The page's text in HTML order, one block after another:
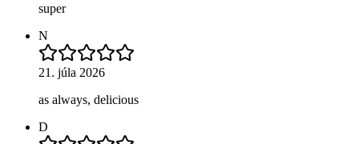
super
N
21. júla 2026
as always, delicious
D